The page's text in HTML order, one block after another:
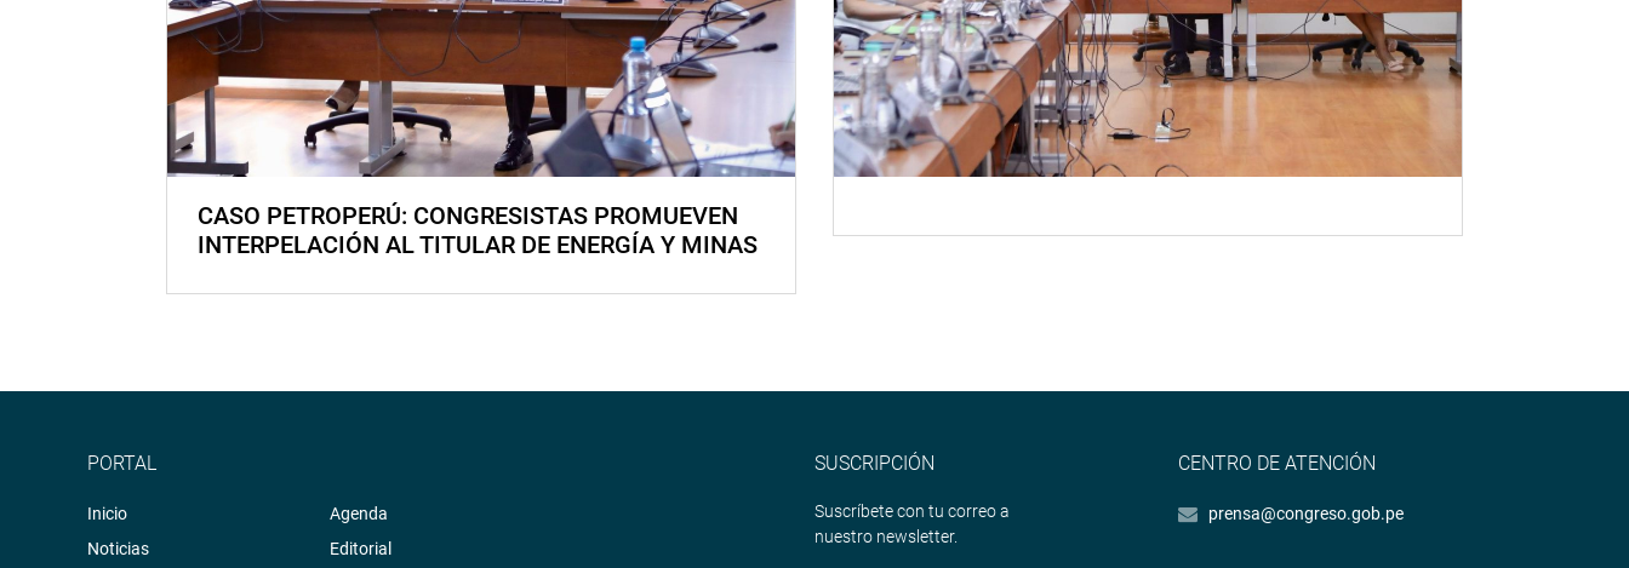
CASO PETROPERÚ: CONGRESISTAS PROMUEVEN
INTERPELACIÓN AL TITULAR DE ENERGÍA Y MINAS
PORTAL
Inicio
Noticias
Agenda
Editorial
SUSCRIPCIÓN
Suscríbete con tu correo a
nuestro newsletter.
CENTRO DE ATENCIÓN
prensa@congreso.gob.pe